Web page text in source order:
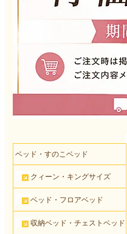
ベッド・すのこベッド
クィーン・キングサイズ
ベッド・フロアベッド
収納ベッド・チェストベッド